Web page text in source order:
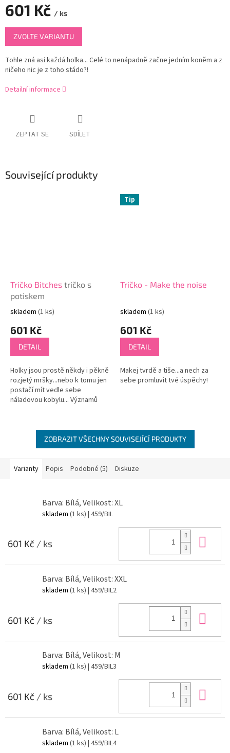
601 Kč / ks
Měrná
cena:
ZVOLTE VARIANTU
Tohle zná asi každá holka... Celé to nenápadně začne jedním koněm a z
ničeho nic je z toho stádo?!
Detailní informace
ZEPTAT SE SDÍLET
Související produkty
Tričko Bitches tričko s
potiskem
skladem (1 ks)
601 Kč
DETAIL
Holky jsou prostě někdy i pěkně
rozjetý mršky...nebo k tomu jen
postačí mít vedle sebe
náladovou kobylu... Významů
Tip
Tričko - Make the noise
skladem (1 ks)
601 Kč
DETAIL
Makej tvrdě a tiše...a nech za
sebe promluvit tvé úspěchy!
ZOBRAZIT VŠECHNY SOUVISEJÍCÍ PRODUKTY
Varianty Popis Podobné (5) Diskuze
Barva: Bílá, Velikost: XL
skladem (1 ks) | 459/BIL
601 Kč / ks
Barva: Bílá, Velikost: XXL
skladem (1 ks) | 459/BIL2
601 Kč / ks
Barva: Bílá, Velikost: M
skladem (1 ks) | 459/BIL3
601 Kč / ks
Barva: Bílá, Velikost: L
skladem (1 ks) | 459/BIL4